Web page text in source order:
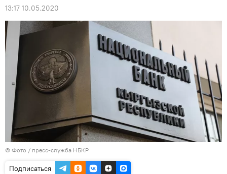
13:17 10.05.2020
© Фото / пресс-служба НБКР
Подписаться